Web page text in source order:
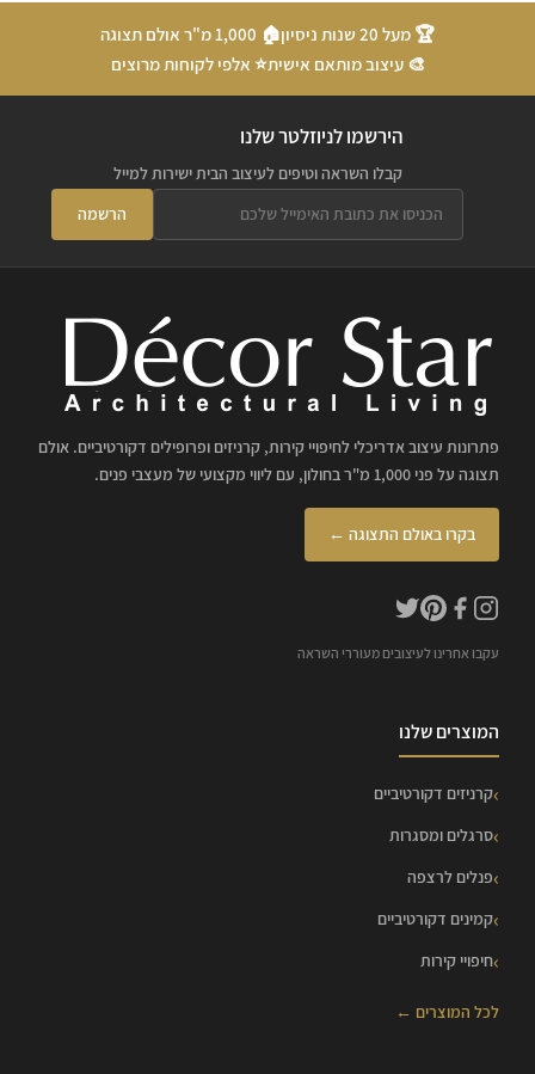
🏆 מעל 20 שנות ניסיון
🏠 1,000 מ"ר אולם תצוגה
🎨 עיצוב מותאם אישית⭐ אלפי לקוחות מרוצים
הירשמו לניוזלטר שלנו
קבלו השראה וטיפים לעיצוב הבית ישירות למייל
הרשמה
פתרונות עיצוב אדריכלי לחיפויי קירות, קרניזים ופרופילים דקורטיביים. אולם
תצוגה על פני 1,000 מ"ר בחולון, עם ליווי מקצועי של מעצבי פנים.
בקרו באולם התצוגה ←
עקבו אחרינו לעיצובים מעוררי השראה
המוצרים שלנו
קרניזים דקורטיביים
סרגלים ומסגרות
פנלים לרצפה
קמינים דקורטיביים
חיפויי קירות
לכל המוצרים ←